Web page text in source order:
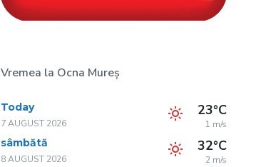
Vremea la Ocna Mureș
Today
7 AUGUST 2026
23°C
1 m/s
sâmbătă
8 AUGUST 2026
32°C
2 m/s